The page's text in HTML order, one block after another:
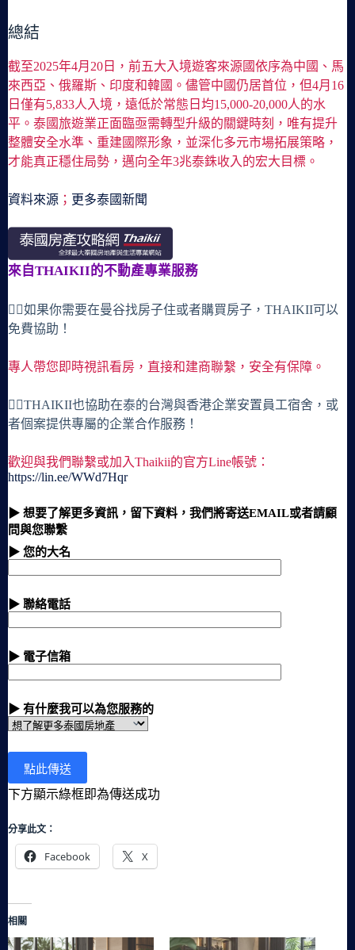
總結
截至2025年4月20日，前五大入境遊客來源國依序為中國、馬
來西亞、俄羅斯、印度和韓國。儘管中國仍居首位，但4月16
日僅有5,833人入境，遠低於常態日均15,000-20,000人的水
平。泰國旅遊業正面臨亟需轉型升級的關鍵時刻，唯有提升
整體安全水準、重建國際形象，並深化多元市場拓展策略，
才能真正穩住局勢，邁向全年3兆泰銖收入的宏大目標。
資料來源 ； 更多泰國新聞
來自THAIKII的不動產專業服務
🙋‍♀️如果你需要在曼谷找房子住或者購買房子，THAIKII可以
免費協助！
專人帶您即時視訊看房，直接和建商聯繫，安全有保障。
🙋‍♀️THAIKII也協助在泰的台灣與香港企業安置員工宿舍，或
者個案提供專屬的企業合作服務！
歡迎與我們聯繫或加入Thaikii的官方Line帳號：
https://lin.ee/WWd7Hqr
▶ 想要了解更多資訊，留下資料，我們將寄送EMAIL或者請顧
問與您聯繫
▶ 您的大名
▶ 聯絡電話
▶ 電子信箱
▶ 有什麼我可以為您服務的
下方顯示綠框即為傳送成功
分享此文：
Facebook X
相關